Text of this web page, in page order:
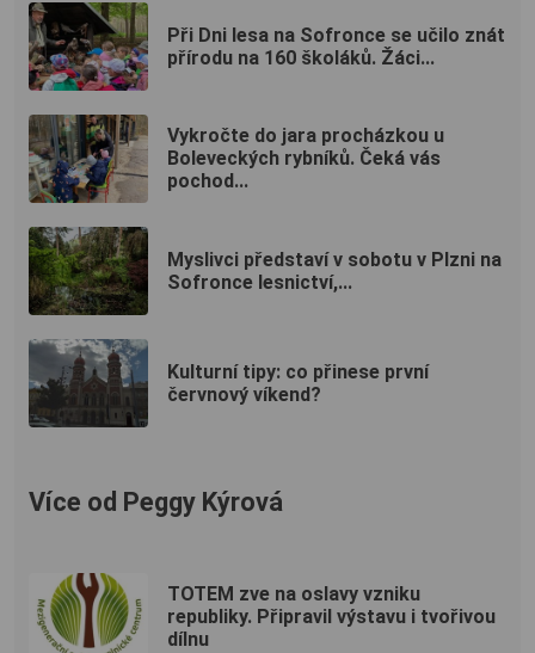
Při Dni lesa na Sofronce se učilo znát
přírodu na 160 školáků. Žáci...
Vykročte do jara procházkou u
Boleveckých rybníků. Čeká vás
pochod...
Myslivci představí v sobotu v Plzni na
Sofronce lesnictví,...
Kulturní tipy: co přinese první
červnový víkend?
Více od Peggy Kýrová
TOTEM zve na oslavy vzniku
republiky. Připravil výstavu i tvořivou
dílnu